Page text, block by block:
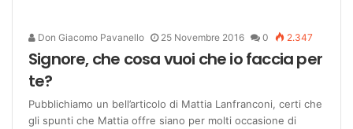
Don Giacomo Pavanello 25 Novembre 2016 0 2.347
Signore, che cosa vuoi che io faccia per
te?
Pubblichiamo un bell’articolo di Mattia Lanfranconi, certi che
gli spunti che Mattia offre siano per molti occasione di